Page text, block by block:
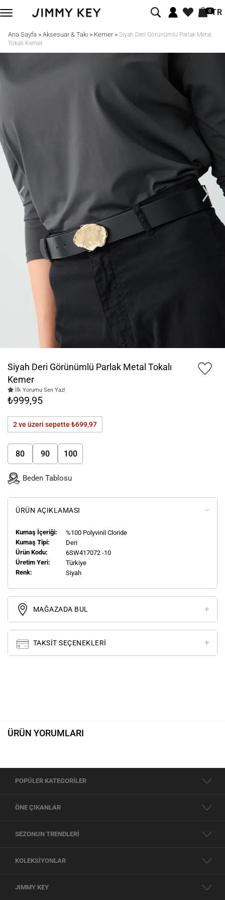
0TR
Ana Sayfa > Aksesuar & Takı > Kemer> Siyah Deri Görünümlü Parlak Metal
Tokalı Kemer
Siyah Deri Görünümlü Parlak Metal Tokalı
Kemer
İlk Yorumu Sen Yaz!
₺999,95
2 ve üzeri sepette ₺699,97
80 90 100
Beden Tablosu
ÜRÜN AÇIKLAMASI
Kumaş İçeriği:
%100 Polyvinil Cloride
Kumaş Tipi:
Deri
Ürün Kodu:
6SW417072 -10
Üretim Yeri:
Türkiye
Renk:
Siyah
MAĞAZADA BUL
TAKSIT SEÇENEKLERI
ÜRÜN YORUMLARI
POPÜLER KATEGORİLER
ÖNE ÇIKANLAR
SEZONUN TRENDLERİ
KOLEKSİYONLAR
JIMMY KEY